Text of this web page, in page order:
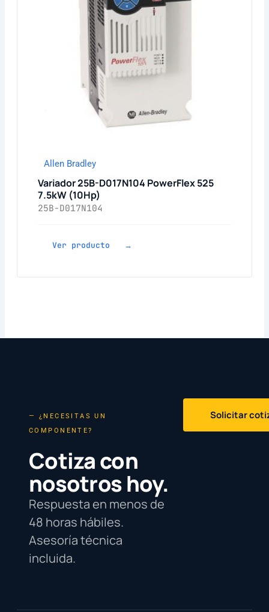
Allen Bradley
Variador 25B-D017N104 PowerFlex 525
7.5kW (10Hp)
25B-D017N104
Ver producto →
— ¿NECESITAS UN
COMPONENTE?
Cotiza con
nosotros hoy.
Respuesta en menos de
48 horas hábiles.
Asesoría técnica
incluida.
Solicitar